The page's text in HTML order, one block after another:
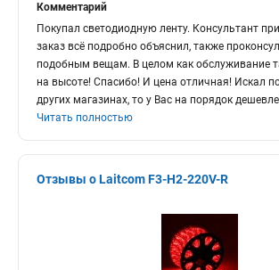
Комментарий
Покупал светодиодную ленту. Консультант
заказ всё подробно объяснил, также
подобным вещам. В целом как обслуживание
на высоте! Спасибо! И цена отличная! Искал
других магазинах, то у Вас на порядок
Читать полностью
Отзывы о Laitcom F3-H2-220V-R